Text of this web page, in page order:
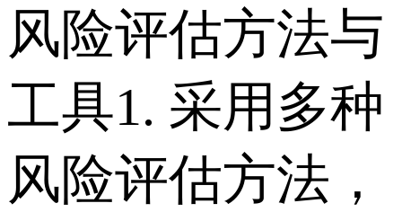
风险评估方法与
工具 1. 采用多种
风险评估方法，